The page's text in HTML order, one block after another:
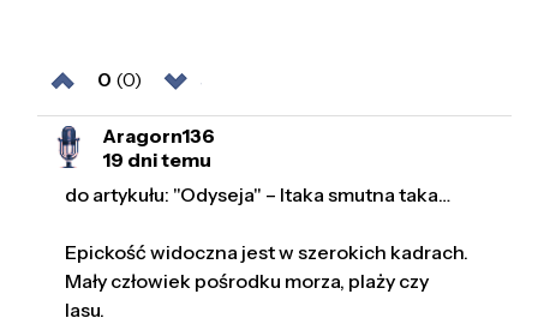
0 (0)
Aragorn136
19 dni temu
do artykułu: "Odyseja" – Itaka smutna taka…
Epickość widoczna jest w szerokich kadrach.
Mały człowiek pośrodku morza, plaży czy
lasu.